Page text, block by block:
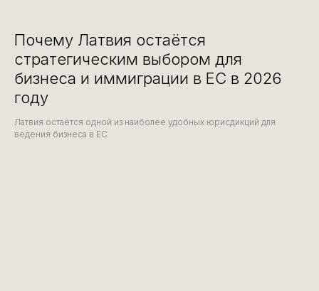
Почему Латвия остаётся
стратегическим выбором для
бизнеса и иммиграции в ЕС в 2026
году
Латвия остаётся одной из наиболее удобных юрисдикций для
ведения бизнеса в ЕС